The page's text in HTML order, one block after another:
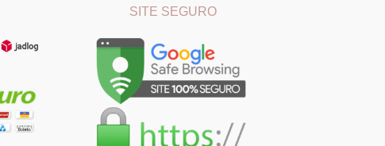
SITE SEGURO